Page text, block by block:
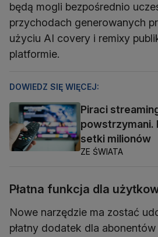
będą mogli bezpośrednio
przychodach generowanych
użyciu AI covery i remixy
platformie.
DOWIEDZ SIĘ WIĘCEJ:
Piraci
powstrzymani.
setki milionów
ZE ŚWIATA
Płatna funkcja dla
Nowe narzędzie ma zostać
płatny dodatek dla